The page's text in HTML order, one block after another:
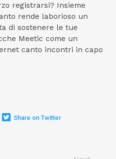
registrarsi? Insieme
rende laborioso un
di sostenere le tue
Meetic come un
canto incontri in capo
Share on Twitter